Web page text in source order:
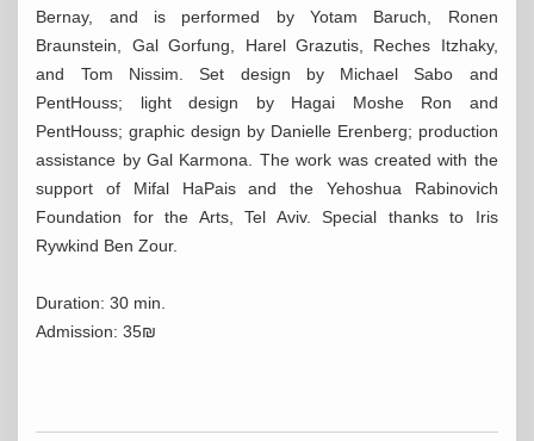
Bernay, and is performed by Yotam Baruch, Ronen
Braunstein, Gal Gorfung, Harel Grazutis, Reches Itzhaky,
and Tom Nissim. Set design by Michael Sabo and
PentHouss; light design by Hagai Moshe Ron and
PentHouss; graphic design by Danielle Erenberg; production
assistance by Gal Karmona. The work was created with the
support of Mifal HaPais and the Yehoshua Rabinovich
Foundation for the Arts, Tel Aviv. Special thanks to Iris
Rywkind Ben Zour.
Duration: 30 min.
Admission: 35₪